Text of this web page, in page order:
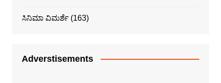
ಸಿನಿಮಾ ವಿಮರ್ಶೆ(163)
Adverstisements